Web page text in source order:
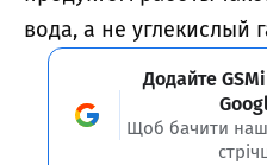
вода, а не углекислый
Додайте
Щоб бачити наші